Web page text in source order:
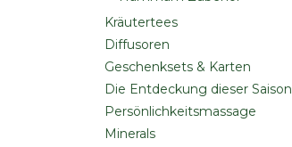
Kräutertees
Diffusoren
Geschenksets & Karten
Die Entdeckung dieser Saison
Persönlichkeitsmassage
Minerals